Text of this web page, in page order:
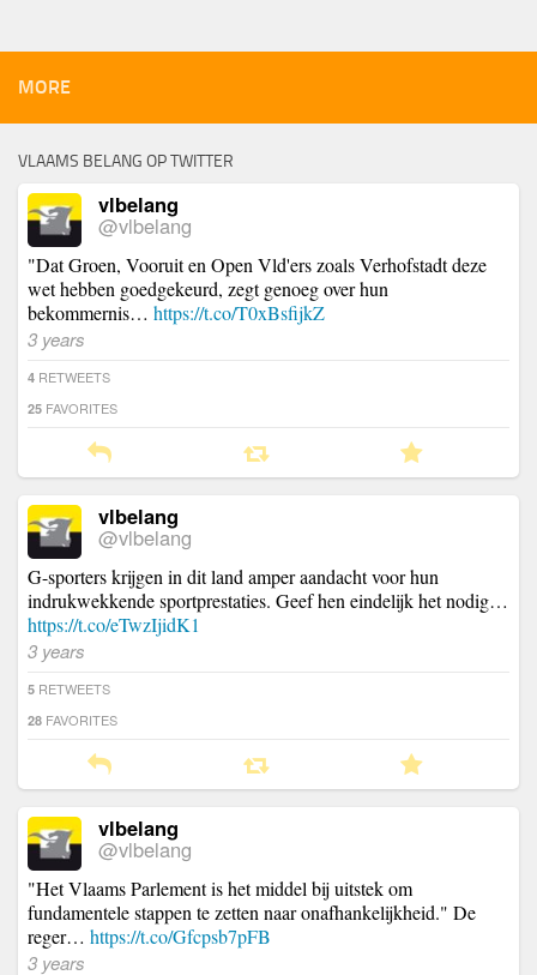
MORE
VLAAMS BELANG OP TWITTER
vlbelang
@vlbelang
"Dat Groen, Vooruit en Open Vld'ers zoals Verhofstadt deze
wet hebben goedgekeurd, zegt genoeg over hun
bekommernis… https://t.co/T0xBsfijkZ
3 years
4 RETWEETS
25 FAVORITES
vlbelang
@vlbelang
G-sporters krijgen in dit land amper aandacht voor hun
indrukwekkende sportprestaties. Geef hen eindelijk het nodig…
https://t.co/eTwzIjidK1
3 years
5 RETWEETS
28 FAVORITES
vlbelang
@vlbelang
"Het Vlaams Parlement is het middel bij uitstek om
fundamentele stappen te zetten naar onafhankelijkheid." De
reger… https://t.co/Gfcpsb7pFB
3 years